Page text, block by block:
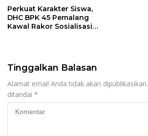
Perkuat Karakter Siswa,
DHC BPK 45 Pemalang
Kawal Rakor Sosialisasi
Tinggalkan Balasan
Alamat email Anda tidak akan dipublikasikan.
ditandai *